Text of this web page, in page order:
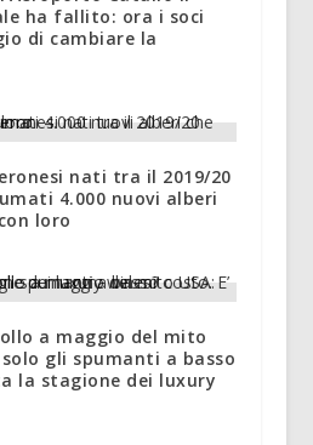
ha fallito: ora i soci
di cambiare la
nati tra il 2019/20
4.000 nuovi alberi
loro
a maggio del mito
gli spumanti a basso
la stagione dei luxury